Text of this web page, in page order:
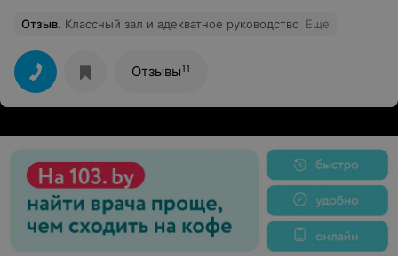
Отзыв. Классный зал и адекватное руководство Еще
Отзывы11